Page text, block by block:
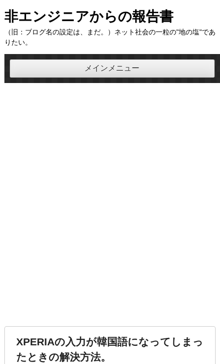
コ
ン
テ
ン
ツ
ス
非エンジニアからの報告書
（旧：ブログ名の設定は、まだ。）ネット社会の一粒の"地の塩"であ
りたい。
メインメニュー
XPERIAの入力が韓国語になってしまっ
たときの解決方法。